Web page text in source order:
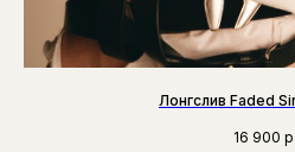
Лонгслив Faded
16 900 р.